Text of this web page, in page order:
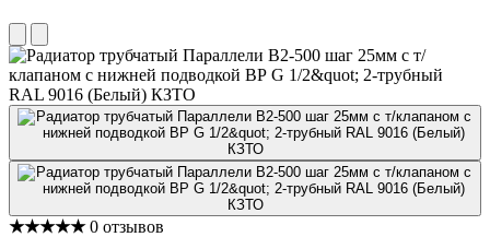
★★★★★ 0 отзывов